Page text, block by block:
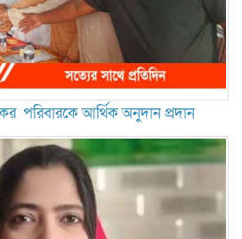
পরিবারকে আর্থিক অনুদান প্রদান